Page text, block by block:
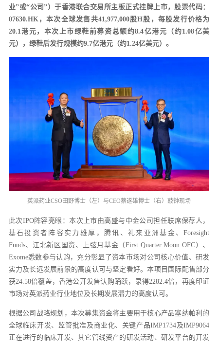
业”或“公司”）于香港联合交易所主板正式挂牌上市，股票代码：
07630.HK，本次全球发售共41,977,000股H股，每股发行价格为
20.1港元，本次上市绿鞋前募资总额约8.4亿港元（约1.08亿美
元），绿鞋后发行规模约9.7亿港元（约1.24亿美元）。
英派药业CSO田野博士（左）与CEO蔡遂雄博士（右）敲钟现场
此次IPO阵容亮眼：本次上市由高盛与中金公司担任联席保荐人，
基石投资者阵容实力雄厚，腾讯、礼来亚洲基金、Foresight
Funds、江北新区国资、上弦月基金（First Quarter Moon OFC）、
Exome悉数参与认购，充分彰显了资本市场对公司核心价值、研发
实力及长远发展前景的高度认可与坚定看好。本项目国际配售部分
获24.58倍覆盖，香港公开发售认购踊跃，录得2282.4倍，再度印证
市场对英派药业行业地位及长期发展潜力的高度认可。
根据公司战略规划，本次募集资金将主要用于核心产品塞纳帕利的
全球临床开发、监管批准及商业化、关键产品IMP1734及IMP9064
正在进行的临床开发、其它管线资产的研发活动、研发平台的开发